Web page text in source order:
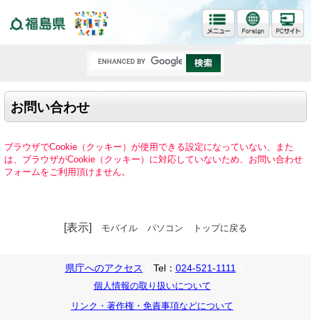
お問い合わせ
ブラウザでCookie（クッキー）が使用できる設定になっていない、また
は、ブラウザがCookie（クッキー）に対応していないため、お問い合わせ
フォームをご利用頂けません。
[表示] モバイル パソコン トップに戻る
県庁へのアクセス Tel： 024-521-1111
個人情報の取り扱いについて
リンク・著作権・免責事項などについて